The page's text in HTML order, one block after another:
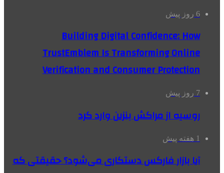
6 روز پیش
Building Digital Confidence: How
TrustEmblem Is Transforming Online
Verification and Consumer Protection
7 روز پیش
روسیه از مراکش بنزین وارد کرد
1 هفته پیش
آیا بازار فارکس دستکاری می‌شود؟ حقیقتی که